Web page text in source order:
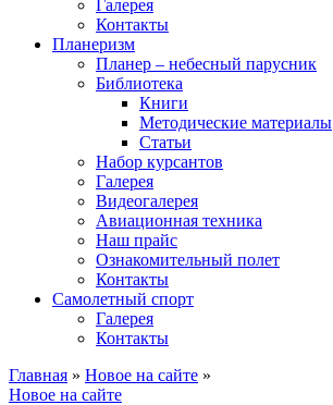
Галерея
Контакты
Планеризм
Планер – небесный парусник
Библиотека
Книги
Методические материалы
Статьи
Набор курсантов
Галерея
Видеогалерея
Авиационная техника
Наш прайс
Ознакомительный полет
Контакты
Самолетный спорт
Галерея
Контакты
Главная » Новое на сайте »
Новое на сайте